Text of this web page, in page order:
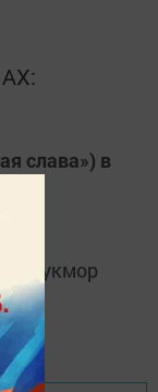
слава») в
«Кукмор